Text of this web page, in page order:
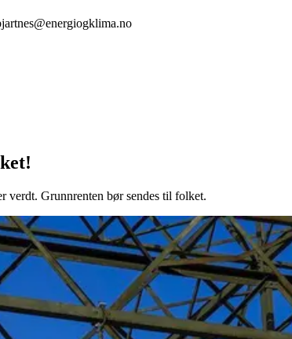
verdt. Grunnrenten bør sendes til folket.